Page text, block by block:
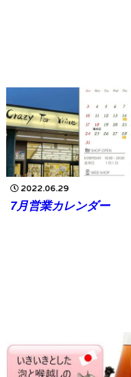
2022.06.29
7月営業カレンダー